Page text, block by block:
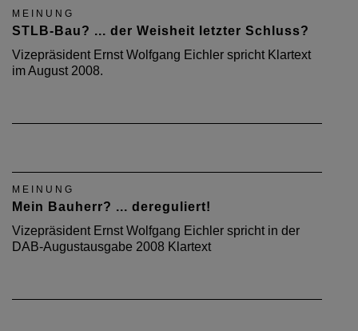
MEINUNG
STLB-Bau? ... der Weisheit letzter Schluss?
Vizepräsident Ernst Wolfgang Eichler spricht Klartext
im August 2008.
MEINUNG
Mein Bauherr? ... dereguliert!
Vizepräsident Ernst Wolfgang Eichler spricht in der
DAB-Augustausgabe 2008 Klartext